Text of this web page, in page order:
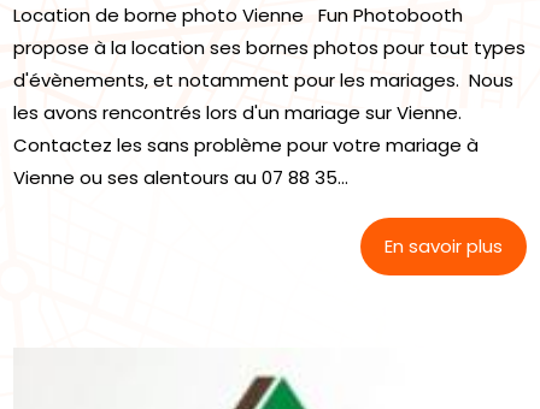
Location de borne photo Vienne Fun Photobooth
propose à la location ses bornes photos pour tout types
d'évènements, et notamment pour les mariages. Nous
les avons rencontrés lors d'un mariage sur Vienne.
Contactez les sans problème pour votre mariage à
Vienne ou ses alentours au 07 88 35...
En savoir plus